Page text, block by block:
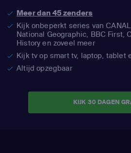
Meer dan 45 zenders
Kijk onbeperkt series van
National Geographic, BBC First,
History en zoveel meer
Kijk tv op smart tv, laptop, tablet
Altijd opzegbaar
KIJK 30 DAGEN